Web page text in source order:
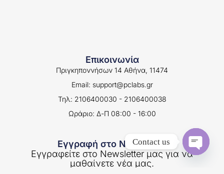
Επικοινωνία
Πριγκηποννήσων 14 Αθήνα, 11474
Email: support@pclabs.gr
Τηλ: 2106400030 - 2106400038
Ωράριο: Δ-Π 08:00 - 16:00
Εγγραφή στο Newsletter
Εγγραφείτε στο Newsletter μας για να
μαθαίνετε νέα μας.
Contact us